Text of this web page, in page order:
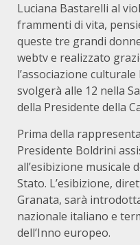
Luciana Bastarelli al
frammenti di vita,
queste tre grandi
webtv e realizzato
l’associazione
svolgerà alle 12 nella
della Presidente della
Prima della
Presidente Boldrini
all’esibizione musicale
Stato. L’esibizione,
Granata, sarà
nazionale italiano e
dell’Inno europeo.